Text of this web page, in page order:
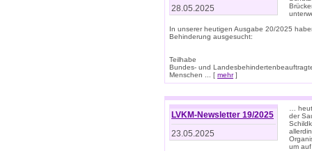
28.05.2025
In unserer heutigen Ausgabe 20/2025
Behinderung ausgesucht:
Teilhabe
Bundes- und
Menschen ... [ mehr]
LVKM-Newsletter 19/2025
23.05.2025
…
der
um